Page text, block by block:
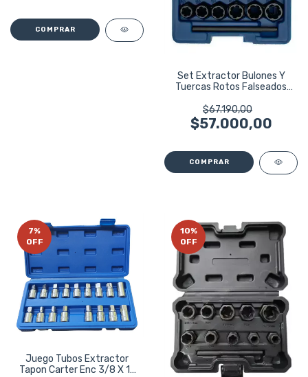
Set Extractor Bulones Y
Tuercas Rotos Falseados
$67.190,00
$57.000,00
7%
OFF
Juego Tubos Extractor
Tapon Carter Enc 3/8 X 17
10%
OFF